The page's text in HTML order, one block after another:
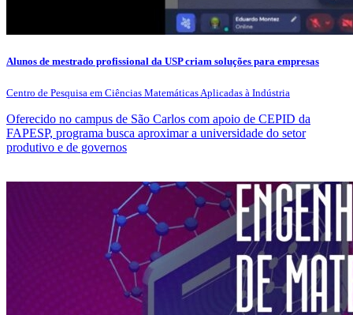
Alunos de mestrado profissional da USP criam soluções para empresas
Centro de Pesquisa em Ciências Matemáticas Aplicadas à Indústria
Oferecido no campus de São Carlos com apoio de CEPID da
FAPESP, programa busca aproximar a universidade do setor
produtivo e de governos